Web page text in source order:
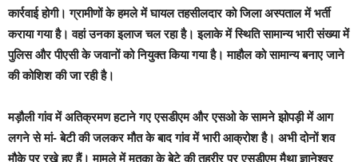
कार्रवाई होगी। ग्रामीणों के हमले में घायल तहसीलदार को जिला अस्पताल में भर्ती
कराया गया है। वहां उनका इलाज चल रहा है। इलाके में स्थिति सामान्य भारी संख्या में
पुलिस और पीएसी के जवानों को नियुक्त किया गया है। माहौल को सामान्य बनाए जाने
की कोशिश की जा रही है।
मड़ौली गांव में अतिक्रमण हटाने गए एसडीएम और एसओ के सामने झोपड़ी में आग
लगने से मां- बेटी की जलकर मौत के बाद गांव में भारी आक्रोश है। अभी दोनों शव
मौके पर रखे हुए हैं। मामले में मृतका के बेटे की तहरीर पर एसडीएम मैथा ज्ञानेश्वर